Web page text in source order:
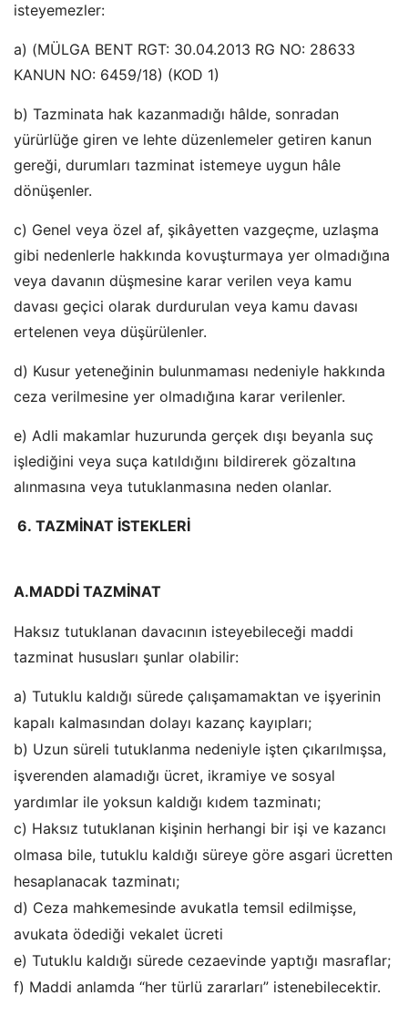
isteyemezler:
a) (MÜLGA BENT RGT: 30.04.2013 RG NO: 28633
KANUN NO: 6459/18) (KOD 1)
b) Tazminata hak kazanmadığı hâlde, sonradan
yürürlüğe giren ve lehte düzenlemeler getiren kanun
gereği, durumları tazminat istemeye uygun hâle
dönüşenler.
c) Genel veya özel af, şikâyetten vazgeçme, uzlaşma
gibi nedenlerle hakkında kovuşturmaya yer olmadığına
veya davanın düşmesine karar verilen veya kamu
davası geçici olarak durdurulan veya kamu davası
ertelenen veya düşürülenler.
d) Kusur yeteneğinin bulunmaması nedeniyle hakkında
ceza verilmesine yer olmadığına karar verilenler.
e) Adli makamlar huzurunda gerçek dışı beyanla suç
işlediğini veya suça katıldığını bildirerek gözaltına
alınmasına veya tutuklanmasına neden olanlar.
6. TAZMİNAT İSTEKLERİ
A.MADDİ TAZMİNAT
Haksız tutuklanan davacının isteyebileceği maddi
tazminat hususları şunlar olabilir:
a) Tutuklu kaldığı sürede çalışamamaktan ve işyerinin
kapalı kalmasından dolayı kazanç kayıpları;
b) Uzun süreli tutuklanma nedeniyle işten çıkarılmışsa,
işverenden alamadığı ücret, ikramiye ve sosyal
yardımlar ile yoksun kaldığı kıdem tazminatı;
c) Haksız tutuklanan kişinin herhangi bir işi ve kazancı
olmasa bile, tutuklu kaldığı süreye göre asgari ücretten
hesaplanacak tazminatı;
d) Ceza mahkemesinde avukatla temsil edilmişse,
avukata ödediği vekalet ücreti
e) Tutuklu kaldığı sürede cezaevinde yaptığı masraflar;
f) Maddi anlamda “her türlü zararları” istenebilecektir.